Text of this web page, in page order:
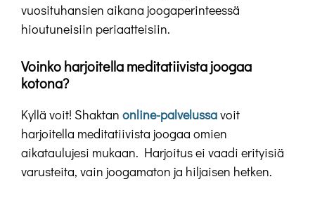
vuosituhansien aikana joogaperinteessä
hioutuneisiin periaatteisiin.
Voinko harjoitella meditatiivista joogaa
kotona?
Kyllä voit! Shaktan online-palvelussavoit
harjoitella meditatiivista joogaa omien
aikataulujesi mukaan. Harjoitus ei vaadi erityisiä
varusteita, vain joogamaton ja hiljaisen hetken.